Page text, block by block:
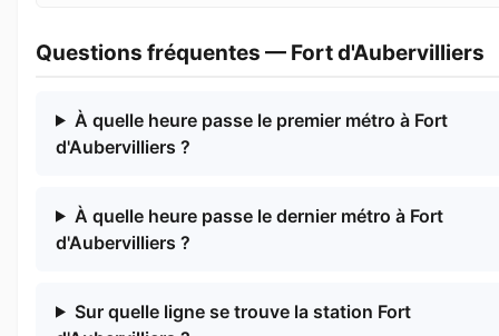
Questions fréquentes — Fort d'Aubervilliers
À quelle heure passe le premier métro à Fort
d'Aubervilliers ?
À quelle heure passe le dernier métro à Fort
d'Aubervilliers ?
Sur quelle ligne se trouve la station Fort